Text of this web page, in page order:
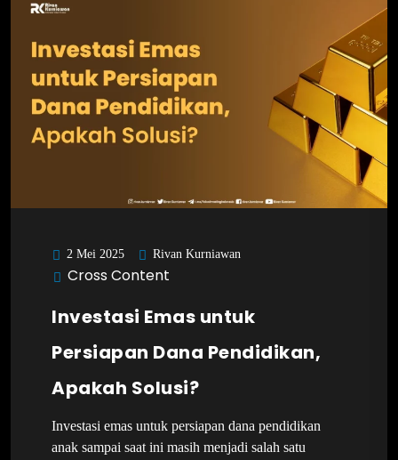
2 Mei 2025 Rivan Kurniawan
Cross Content
Investasi Emas untuk
Persiapan Dana Pendidikan,
Apakah Solusi?
Investasi emas untuk persiapan dana pendidikan
anak sampai saat ini masih menjadi salah satu